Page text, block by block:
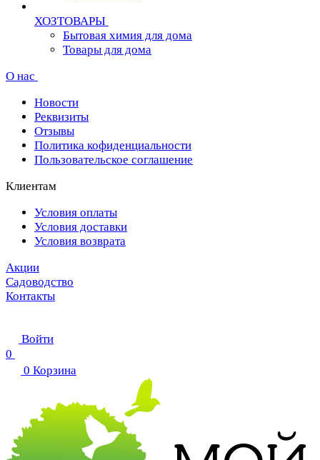
ХОЗТОВАРЫ
Бытовая химия для дома
Товары для дома
О нас
Новости
Реквизиты
Отзывы
Политика кофиденциальности
Пользовательское соглашение
Клиентам
Условия оплаты
Условия доставки
Условия возврата
Акции
Садоводство
Контакты
Войти
0
0 Корзина